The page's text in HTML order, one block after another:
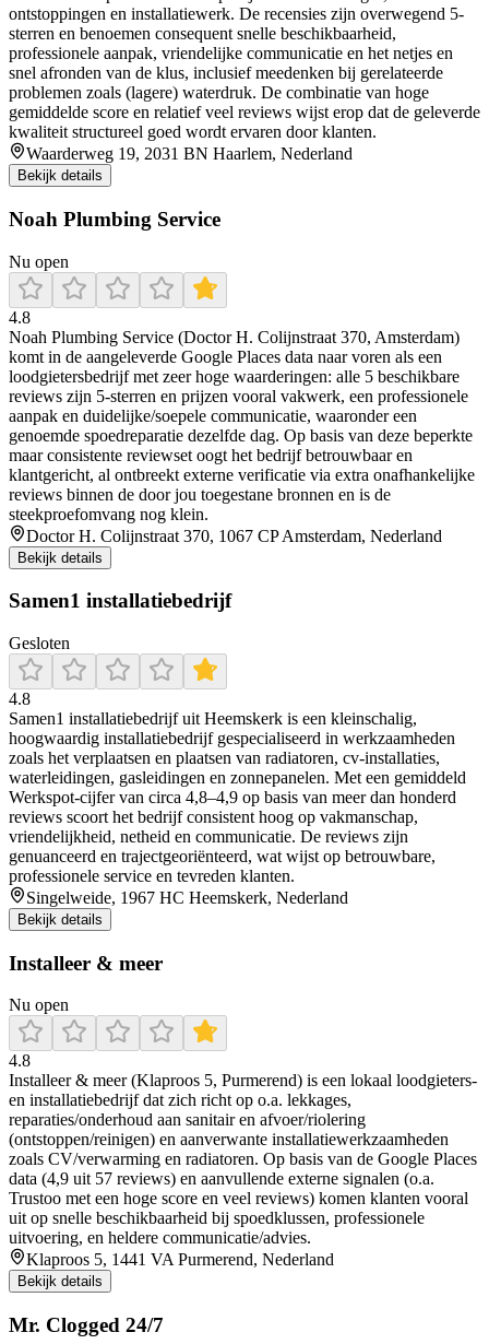
ontstoppingen en installatiewerk. De recensies zijn overwegend 5-
sterren en benoemen consequent snelle beschikbaarheid,
professionele aanpak, vriendelijke communicatie en het netjes en
snel afronden van de klus, inclusief meedenken bij gerelateerde
problemen zoals (lagere) waterdruk. De combinatie van hoge
gemiddelde score en relatief veel reviews wijst erop dat de geleverde
kwaliteit structureel goed wordt ervaren door klanten.
Waarderweg 19, 2031 BN Haarlem, Nederland
Bekijk details
Noah Plumbing Service
Nu open
4.8
Noah Plumbing Service (Doctor H. Colijnstraat 370, Amsterdam)
komt in de aangeleverde Google Places data naar voren als een
loodgietersbedrijf met zeer hoge waarderingen: alle 5 beschikbare
reviews zijn 5-sterren en prijzen vooral vakwerk, een professionele
aanpak en duidelijke/soepele communicatie, waaronder een
genoemde spoedreparatie dezelfde dag. Op basis van deze beperkte
maar consistente reviewset oogt het bedrijf betrouwbaar en
klantgericht, al ontbreekt externe verificatie via extra onafhankelijke
reviews binnen de door jou toegestane bronnen en is de
steekproefomvang nog klein.
Doctor H. Colijnstraat 370, 1067 CP Amsterdam, Nederland
Bekijk details
Samen1 installatiebedrijf
Gesloten
4.8
Samen1 installatiebedrijf uit Heemskerk is een kleinschalig,
hoogwaardig installatiebedrijf gespecialiseerd in werkzaamheden
zoals het verplaatsen en plaatsen van radiatoren, cv‑installaties,
waterleidingen, gasleidingen en zonnepanelen. Met een gemiddeld
Werkspot‐cijfer van circa 4,8–4,9 op basis van meer dan honderd
reviews scoort het bedrijf consistent hoog op vakmanschap,
vriendelijkheid, netheid en communicatie. De reviews zijn
genuanceerd en trajectgeoriënteerd, wat wijst op betrouwbare,
professionele service en tevreden klanten.
Singelweide, 1967 HC Heemskerk, Nederland
Bekijk details
Installeer & meer
Nu open
4.8
Installeer & meer (Klaproos 5, Purmerend) is een lokaal loodgieters-
en installatiebedrijf dat zich richt op o.a. lekkages,
reparaties/onderhoud aan sanitair en afvoer/riolering
(ontstoppen/reinigen) en aanverwante installatiewerkzaamheden
zoals CV/verwarming en radiatoren. Op basis van de Google Places
data (4,9 uit 57 reviews) en aanvullende externe signalen (o.a.
Trustoo met een hoge score en veel reviews) komen klanten vooral
uit op snelle beschikbaarheid bij spoedklussen, professionele
uitvoering, en heldere communicatie/advies.
Klaproos 5, 1441 VA Purmerend, Nederland
Bekijk details
Mr. Clogged 24/7